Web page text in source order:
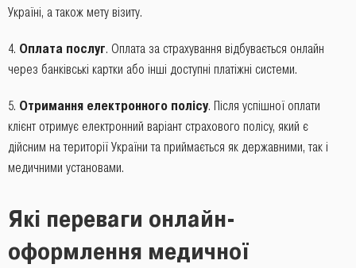
Україні, а також мету візиту.
Оплата послуг. Оплата за страхування відбувається онлайн
через банківські картки або інші доступні платіжні системи.
Отримання електронного полісу. Після успішної оплати
клієнт отримує електронний варіант страхового полісу, який є
дійсним на території України та приймається як державними, так і
медичними установами.
Які переваги онлайн-
оформлення медичної